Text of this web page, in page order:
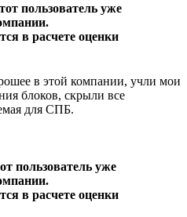
пользователь уже
в расчете оценки
в этой компании, учли мои
блоков, скрыли все
для СПБ.
пользователь уже
в расчете оценки